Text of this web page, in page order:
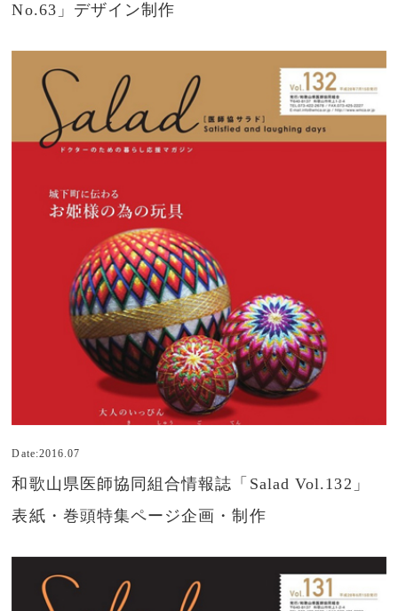
No.63」デザイン制作
Date:2016.07
和歌山県医師協同組合情報誌「Salad Vol.132」
表紙・巻頭特集ページ企画・制作